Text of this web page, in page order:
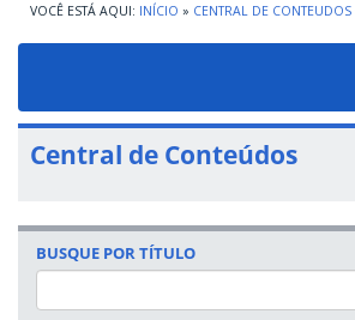
INÍCIO » CENTRAL DE CONTEUDOS
Central de Conteúdos
BUSQUE POR TÍTULO